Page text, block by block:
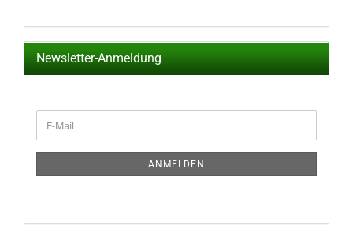
Newsletter-Anmeldung
ZUR
E-
Mail
ANMELDEN